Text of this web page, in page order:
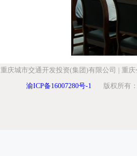
重庆城市交通开发投资(集团)有限公司 重庆
渝ICP备16007280号-1 版权所有：